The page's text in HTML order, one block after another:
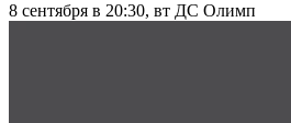
8 сентября в 20:30, вт ДС Олимп